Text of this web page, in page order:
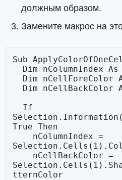
должным образом.
Замените макрос на
Sub
True Then
tternColor